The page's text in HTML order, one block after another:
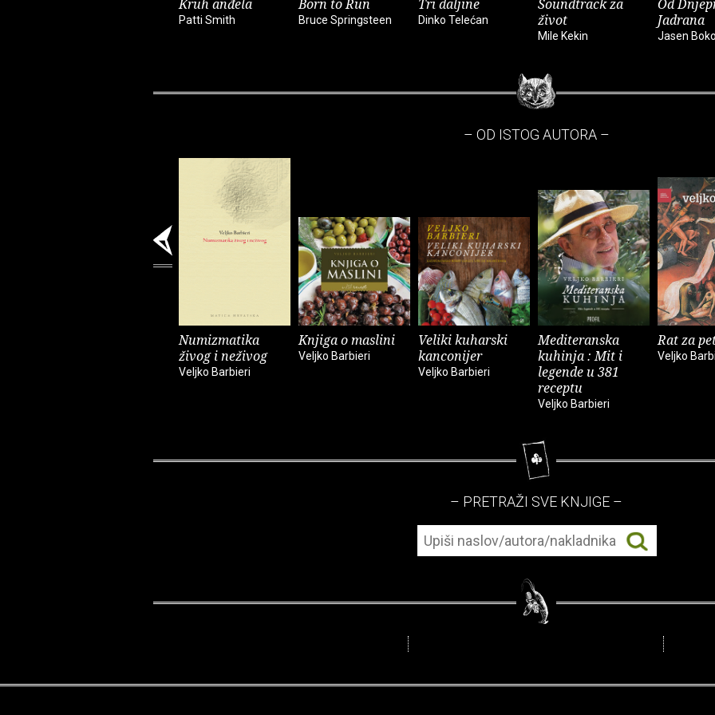
Kruh anđela
Patti Smith
Born to Run
Bruce Springsteen
Tri daljine
Dinko Telećan
Soundtrack za
život
Mile Kekin
Od
Jadrana
Jasen Boko
– OD ISTOG AUTORA –
Numizmatika
živog i neživog
Veljko Barbieri
Knjiga o maslini
Veljko Barbieri
Veliki kuharski
kanconijer
Veljko Barbieri
Mediteranska
kuhinja : Mit i
legende u 381
receptu
Veljko Barbieri
Rat za
Veljko
– PRETRAŽI SVE KNJIGE –